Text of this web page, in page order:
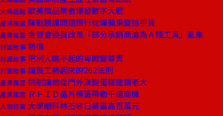
火線話題 歐美精品業者爆發數字大戰
產業風雲 陳戰勝讓問題銀行從爛蘋果變搶手貨
產業風雲 金管會委員改革「部分承銷商淪為Ａ錢工具」亂象
封面故事 熱情
封面故事 把別人瞧不起的卑微變尊貴
封面故事 讓員工熱起來的262法則
產業風雲 挑剔讓她從門外漢變蛋糕連鎖老大
產業風雲 ＲＦＩＤ晶片標籤帶動千億商機
人物特寫 大學眼科林丕容日薪最高百萬元